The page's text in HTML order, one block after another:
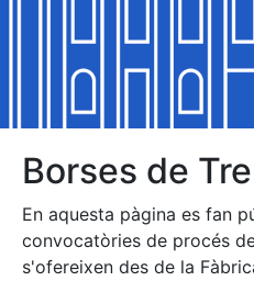
Mostra/Amaga
Mostra/Amaga
Mostra/Amaga
Mostra/Amaga
Borses de
En aquesta pàgina es fan
convocatòries de procés
s'ofereixen des de la